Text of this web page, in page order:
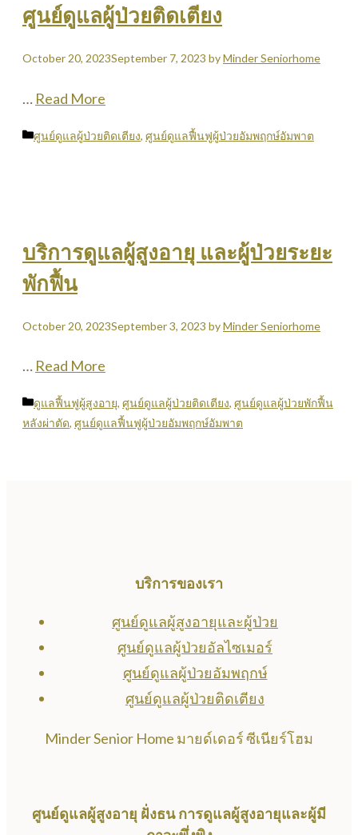
ศูนย์ดูแลผู้ป่วยติดเตียง
October 20, 2023September 7, 2023 byMinder Seniorhome
… Read More
Categories
ศูนย์ดูแลผู้ป่วยติดเตียง, ศูนย์ดูแลฟื้นฟูผู้ป่วยอัมพฤกษ์อัมพาต
บริการดูแลผู้สูงอายุ และผู้ป่วยระยะ
พักฟื้น
October 20, 2023September 3, 2023 byMinder Seniorhome
… Read More
Categories
ดูแลฟื้นฟูผู้สูงอายุ, ศูนย์ดูแลผู้ป่วยติดเตียง, ศูนย์ดูแลผู้ป่วยพักฟื้น
หลังผ่าตัด, ศูนย์ดูแลฟื้นฟูผู้ป่วยอัมพฤกษ์อัมพาต
บริการของเรา
ศูนย์ดูแลผู้สูงอายุและผู้ป่วย
ศูนย์ดูแลผู้ป่วยอัลไซเมอร์
ศูนย์ดูแลผู้ป่วยอัมพฤกษ์
ศูนย์ดูแลผู้ป่วยติดเตียง
Minder Senior Home มายด์เดอร์ ซีเนียร์โฮม
ศูนย์ดูแลผู้สูงอายุ ฝั่งธน การดูแลผู้สูงอายุและผู้มี